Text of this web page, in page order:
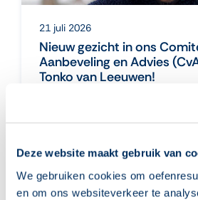
Deze website maakt gebruik van
We gebruiken cookies om
en om ons websiteverkeer te
Nieuw gezicht in ons
Aanbeveling en Advies
Tonko van Leeuwen!
21 juli 2026
Lezen, schrijven en
lees meer